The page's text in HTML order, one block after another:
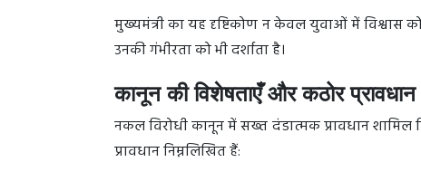
मुख्यमंत्री का यह दृष्टिकोण न केवल युवाओं में विश्वास
उनकी गंभीरता को भी दर्शाता है।
कानून की विशेषताएँ और कठोर प्रावधान
नकल विरोधी कानून में सख्त दंडात्मक प्रावधान
प्रावधान निम्नलिखित हैं: